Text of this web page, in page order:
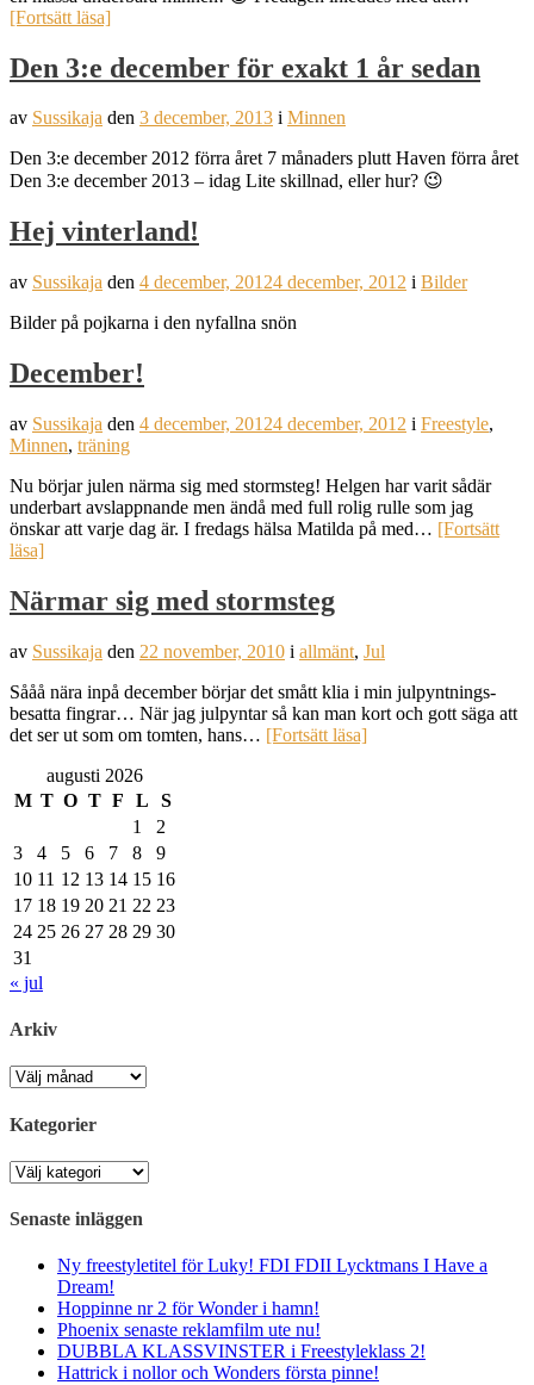
[Fortsätt läsa]
Den 3:e december för exakt 1 år sedan
av Sussikaja den 3 december, 2013 i Minnen
Den 3:e december 2012 förra året 7 månaders plutt Haven förra året
Den 3:e december 2013 – idag Lite skillnad, eller hur? 😉
Hej vinterland!
av Sussikaja den 4 december, 20124 december, 2012 i Bilder
Bilder på pojkarna i den nyfallna snön
December!
av Sussikaja den 4 december, 20124 december, 2012 i Freestyle,
Minnen, träning
Nu börjar julen närma sig med stormsteg! Helgen har varit sådär
underbart avslappnande men ändå med full rolig rulle som jag
önskar att varje dag är. I fredags hälsa Matilda på med… [Fortsätt
läsa]
Närmar sig med stormsteg
av Sussikaja den 22 november, 2010 i allmänt, Jul
Sååå nära inpå december börjar det smått klia i min julpyntnings-
besatta fingrar… När jag julpyntar så kan man kort och gott säga att
det ser ut som om tomten, hans… [Fortsätt läsa]
augusti 2026
M T O T F L
S
1
2
3
4 5 6 7 8
9
10 11 12 13 14 15 16
17 18 19 20 21 22 23
24 25 26 27 28 29 30
31
« jul
Arkiv
Arkiv
Kategorier
Kategorier
Senaste inläggen
Ny freestyletitel för Luky! FDI FDII Lycktmans I Have a
Dream!
Hoppinne nr 2 för Wonder i hamn!
Phoenix senaste reklamfilm ute nu!
DUBBLA KLASSVINSTER i Freestyleklass 2!
Hattrick i nollor och Wonders första pinne!